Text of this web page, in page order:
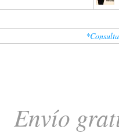
Envío